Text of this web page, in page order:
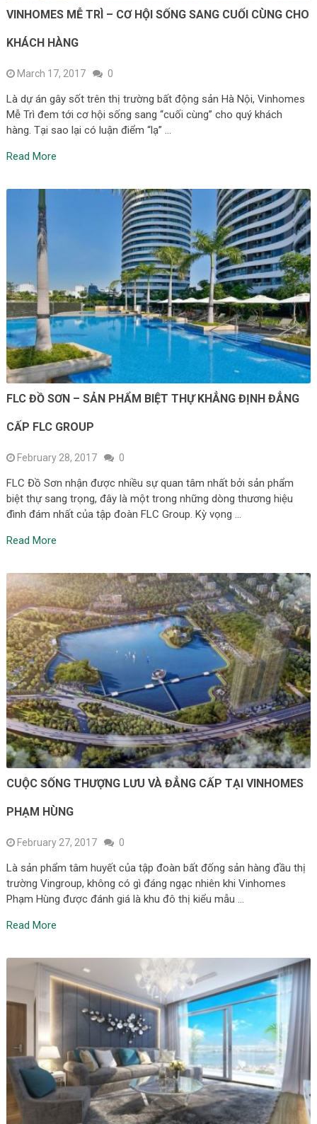
VINHOMES MỄ TRÌ – CƠ HỘI SỐNG SANG CUỐI CÙNG CHO
KHÁCH HÀNG
March 17, 2017 0
Là dự án gây sốt trên thị trường bất động sản Hà Nội, Vinhomes
Mễ Trì đem tới cơ hội sống sang “cuối cùng” cho quý khách
hàng. Tại sao lại có luận điểm “lạ” …
Read More
FLC ĐỒ SƠN – SẢN PHẨM BIỆT THỰ KHẲNG ĐỊNH ĐẲNG
CẤP FLC GROUP
February 28, 2017 0
FLC Đồ Sơn nhận được nhiều sự quan tâm nhất bởi sản phẩm
biệt thự sang trọng, đây là một trong những dòng thương hiệu
đình đám nhất của tập đoàn FLC Group. Kỳ vọng …
Read More
CUỘC SỐNG THƯỢNG LƯU VÀ ĐẲNG CẤP TẠI VINHOMES
PHẠM HÙNG
February 27, 2017 0
Là sản phẩm tâm huyết của tập đoàn bất đống sản hàng đầu thị
trường Vingroup, không có gì đáng ngạc nhiên khi Vinhomes
Phạm Hùng được đánh giá là khu đô thị kiểu mẫu …
Read More